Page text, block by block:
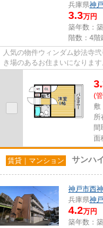
兵庫県神
3.3万円
築年数：
階数：4階
人気の物件ウィンダム妙法寺
き場のあるお住まいになりま
(
敷
所
間
面
賃貸｜マンション サンハ
神戸市西
兵庫県神
4.2万円
築年数：